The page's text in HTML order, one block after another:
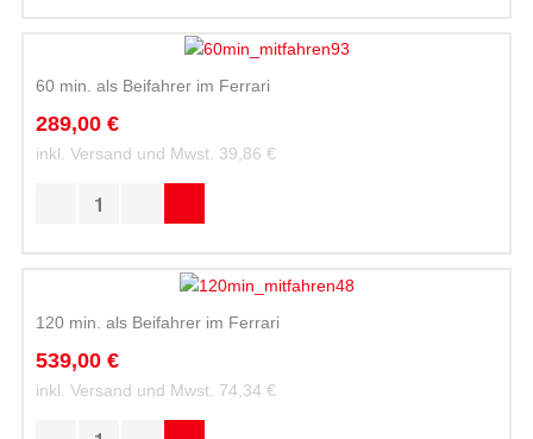
60 min. als Beifahrer im Ferrari
289,00 €
inkl. Versand und Mwst. 39,86 €
120 min. als Beifahrer im Ferrari
539,00 €
inkl. Versand und Mwst. 74,34 €